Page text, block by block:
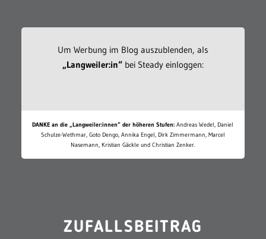
Um Werbung im Blog auszublenden, als
„Langweiler:in“bei Steady einloggen:
DANKE an die „Langweiler:innen“ der höheren Stufen: Andreas Wedel, Daniel
Schulze-Wethmar, Goto Dengo, Annika Engel, Dirk Zimmermann, Marcel
Nasemann, Kristian Gäckle und Christian Zenker.
ZUFALLSBEITRAG